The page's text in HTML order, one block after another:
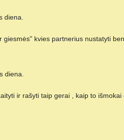
diena.
kvies partnerius nustatyti
diena.
ir rašyti taip gerai , kaip to išmokai